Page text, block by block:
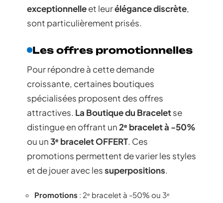
exceptionnelleet leurélégance discrète,
sont particulièrement prisés.
Les offres promotionnelles
Pour répondre à cette demande
croissante, certaines boutiques
spécialisées proposent des offres
attractives. La Boutique du Braceletse
distingue en offrant un2ᵉ bracelet à -50%
ou un3ᵉ bracelet OFFERT. Ces
promotions permettent de varier les styles
et de jouer avec lessuperpositions.
Promotions : 2ᵉ bracelet à -50% ou 3ᵉ